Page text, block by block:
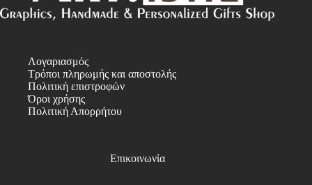
Λογαριασμός
Τρόποι πληρωμής και αποστολής
Πολιτική επιστροφών
Όροι χρήσης
Πολιτική Απορρήτου
Επικοινωνία